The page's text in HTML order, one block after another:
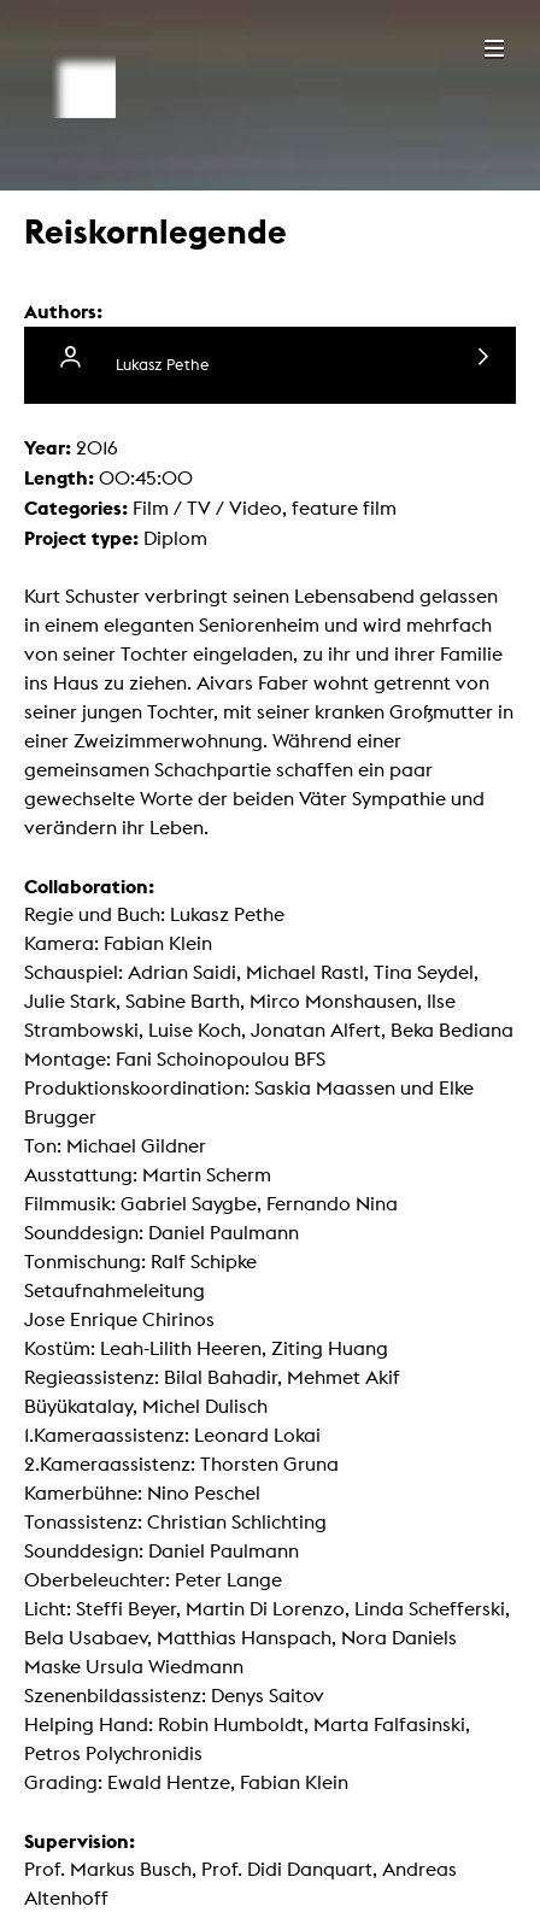
Reiskornlegende
Authors:
Lukasz Pethe
Year: 2016
Length: 00:45:00
Categories: Film / TV / Video, feature film
Project type: Diplom
Kurt Schuster verbringt seinen Lebensabend gelassen
in einem eleganten Seniorenheim und wird mehrfach
von seiner Tochter eingeladen, zu ihr und ihrer Familie
ins Haus zu ziehen. Aivars Faber wohnt getrennt von
seiner jungen Tochter, mit seiner kranken Großmutter in
einer Zweizimmerwohnung. Während einer
gemeinsamen Schachpartie schaffen ein paar
gewechselte Worte der beiden Väter Sympathie und
verändern ihr Leben.
Collaboration:
Regie und Buch: Lukasz Pethe
Kamera: Fabian Klein
Schauspiel: Adrian Saidi, Michael Rastl, Tina Seydel,
Julie Stark, Sabine Barth, Mirco Monshausen, Ilse
Strambowski, Luise Koch, Jonatan Alfert, Beka Bediana
Montage: Fani Schoinopoulou BFS
Produktionskoordination: Saskia Maassen und Elke
Brugger
Ton: Michael Gildner
Ausstattung: Martin Scherm
Filmmusik: Gabriel Saygbe, Fernando Nina
Sounddesign: Daniel Paulmann
Tonmischung: Ralf Schipke
Setaufnahmeleitung
Jose Enrique Chirinos
Kostüm: Leah-Lilith Heeren, Ziting Huang
Regieassistenz: Bilal Bahadir, Mehmet Akif
Büyükatalay, Michel Dulisch
1.Kameraassistenz: Leonard Lokai
2.Kameraassistenz: Thorsten Gruna
Kamerbühne: Nino Peschel
Tonassistenz: Christian Schlichting
Sounddesign: Daniel Paulmann
Oberbeleuchter: Peter Lange
Licht: Steffi Beyer, Martin Di Lorenzo, Linda Schefferski,
Bela Usabaev, Matthias Hanspach, Nora Daniels
Maske Ursula Wiedmann
Szenenbildassistenz: Denys Saitov
Helping Hand: Robin Humboldt, Marta Falfasinski,
Petros Polychronidis
Grading: Ewald Hentze, Fabian Klein
Supervision:
Prof. Markus Busch, Prof. Didi Danquart, Andreas
Altenhoff